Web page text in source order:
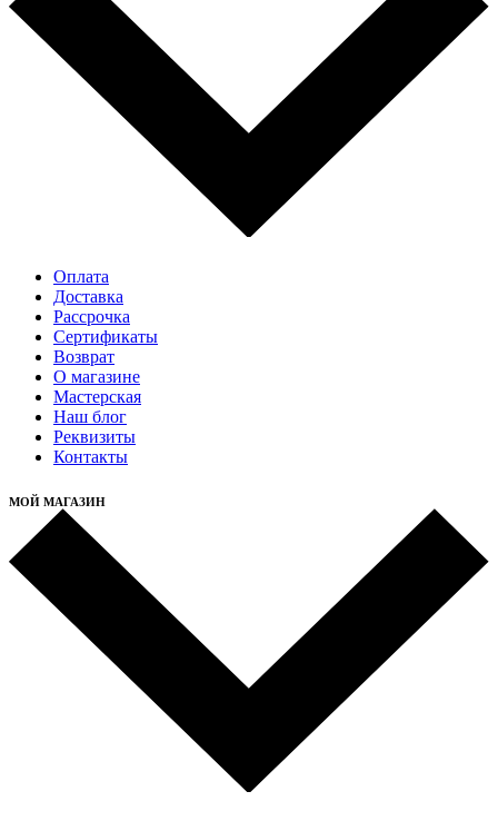
Оплата
Доставка
Рассрочка
Cертификаты
Возврат
О магазине
Мастерская
Наш блог
Реквизиты
Контакты
МОЙ МАГАЗИН